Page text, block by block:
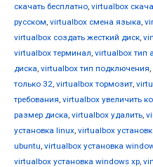
скачать бесплатно, virtualbox
русском, virtualbox смена языка,
virtualbox создать жесткий диск,
virtualbox терминал, virtualbox тип
диска, virtualbox тип подключения,
только 32, virtualbox тормозит,
требования, virtualbox увеличить
размер диска, virtualbox удалить,
установка linux, virtualbox
ubuntu, virtualbox установка
virtualbox установка windows xp,